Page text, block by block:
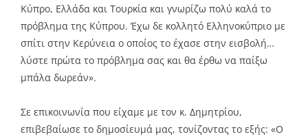
Κύπρο, Ελλάδα και Τουρκία και γνωρίζω πολύ καλά το
πρόβλημα της Κύπρου. Έχω δε κολλητό Ελληνοκύπριο με
σπίτι στην Κερύνεια ο οποίος το έχασε στην εισβολή…
λύστε πρώτα το πρόβλημα σας και θα έρθω να παίξω
μπάλα δωρεάν».
Σε επικοινωνία που είχαμε με τον κ. Δημητρίου,
επιβεβαίωσε το δημοσίευμά μας, τονίζοντας το εξής: «O